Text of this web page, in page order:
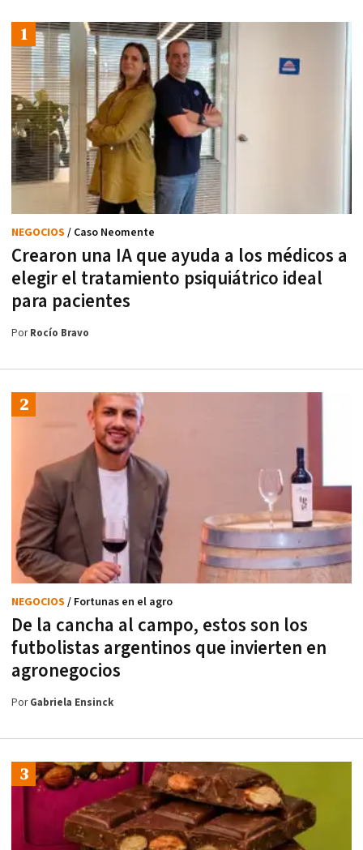
Crearon una IA que ayuda a los médicos a
elegir el tratamiento psiquiátrico ideal
para pacientes
NEGOCIOS / Caso Neomente
PorRocío Bravo
De la cancha al campo, estos son los
futbolistas argentinos que invierten en
agronegocios
NEGOCIOS / Fortunas en el agro
PorGabriela Ensinck